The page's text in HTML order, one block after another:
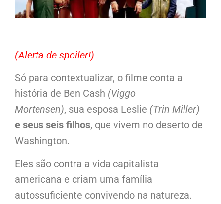
(Alerta de spoiler!)
Só para contextualizar, o filme conta a
história de Ben Cash (Viggo
Mortensen), sua esposa Leslie (Trin Miller)
e seus seis filhos, que vivem no deserto de
Washington.
Eles são contra a vida capitalista
americana e criam uma família
autossuficiente convivendo na natureza.